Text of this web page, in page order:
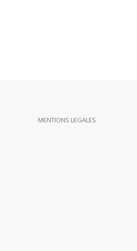
MENTIONS LEGALES